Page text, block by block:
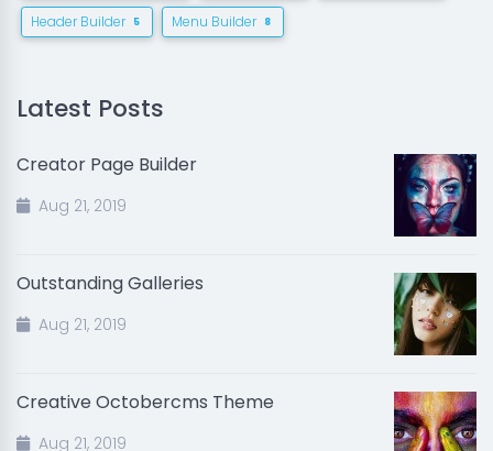
Header Builder 5 Menu Builder 8
Latest Posts
Creator Page Builder
Aug 21, 2019
Outstanding Galleries
Aug 21, 2019
Creative Octobercms Theme
Aug 21, 2019